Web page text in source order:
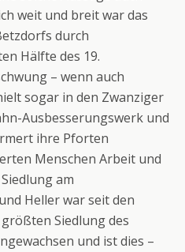
weit und breit war das
durch
Hälfte des 19.
– wenn auch
sogar in den Zwanziger
Ausbesserungswerk und
ihre Pforten
Menschen Arbeit und
am
Heller war seit den
Siedlung des
und ist dies –